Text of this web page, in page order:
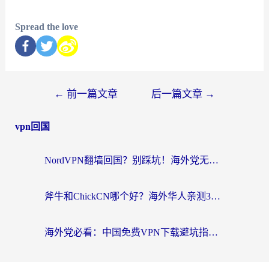
Spread the love
← 前一篇文章 后一篇文章 →
vpn回国
NordVPN翻墙回国？别踩坑！海外党无缝访问国内资源的真实指南
斧牛和ChickCN哪个好？海外华人亲测3款回国加速器+免费试用攻略
海外党必看：中国免费VPN下载避坑指南 + 无缝访问国内资源的终极方案